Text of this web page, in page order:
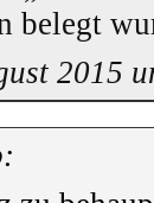
belegt
2015